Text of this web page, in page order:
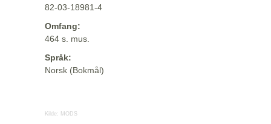
82-03-18981-4
Omfang:
464 s. mus.
Språk:
Norsk (Bokmål)
Kilde: MODS